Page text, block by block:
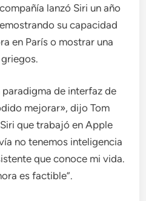
lanzó Siri un año
su capacidad
en París o mostrar una
paradigma de interfaz de
mejorar», dijo Tom
que trabajó en Apple
no tenemos inteligencia
que conoce mi vida.
es factible”.